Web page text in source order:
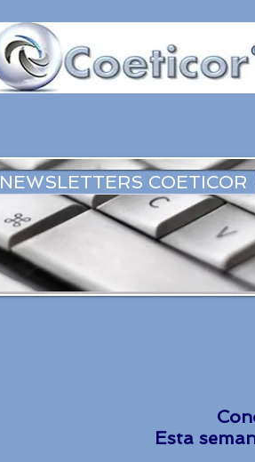
NEWSLETTERS COETICOR
Esta